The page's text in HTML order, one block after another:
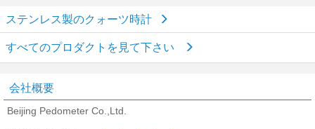
ステンレス製のクォーツ時計
すべてのプロダクトを見て下さい
会社概要
Beijing Pedometer Co.,Ltd.